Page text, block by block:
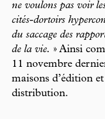
ne voulons pas voir
cités-dortoirs
du saccage des
de la vie. » Ainsi
11 novembre
maisons d’édition
distribution.